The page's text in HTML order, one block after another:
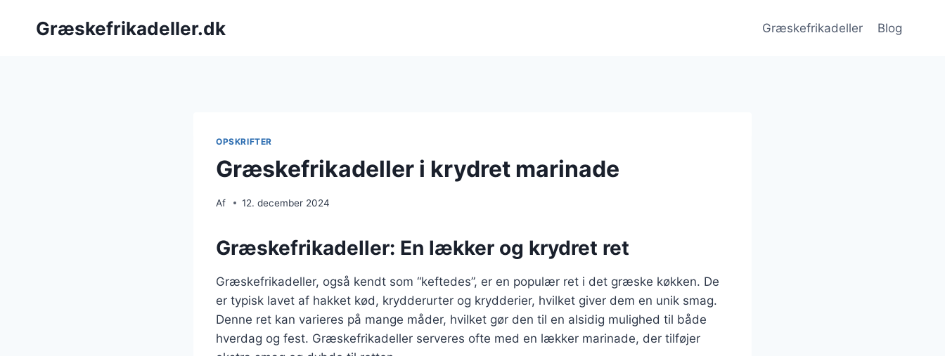
Græskefrikadeller.dk Græskefrikadeller Blog
OPSKRIFTER
Græskefrikadeller i krydret marinade
Af 12. december 2024
Græskefrikadeller: En lækker og krydret ret
Græskefrikadeller, også kendt som “keftedes”, er en populær ret i det græske køkken. De
er typisk lavet af hakket kød, krydderurter og krydderier, hvilket giver dem en unik smag.
Denne ret kan varieres på mange måder, hvilket gør den til en alsidig mulighed til både
hverdag og fest. Græskefrikadeller serveres ofte med en lækker marinade, der tilføjer